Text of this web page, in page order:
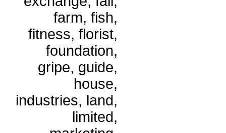
farm, fish,
fitness, florist,
foundation,
gripe, guide,
house,
industries, land,
limited,